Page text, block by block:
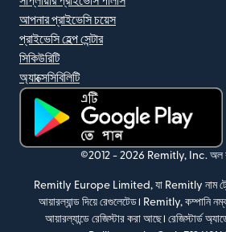
আপনার প্রাইভেসি চয়েস
প্রাইভেসি হেল্প সেন্টার
সিকিউরিটি
অ্যাক্সেসিবিলিটি
(নতুন উইন্ডোতে খুলবে)
©2012 - 2026 Remitly, Inc. অল
Remitly Europe Limited, যা Remitly নাম
আয়ারল্যান্ড দিয়ে রেগুলেটেড। Remitly,
আয়ারল্যান্ডে রেজিস্টার করা আছে। রেজিস্টার্ড